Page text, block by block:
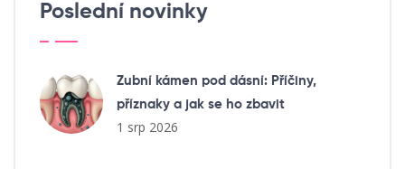
Poslední novinky
Zubní kámen pod dásní: Příčiny,
příznaky a jak se ho zbavit
1 srp 2026